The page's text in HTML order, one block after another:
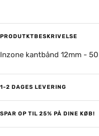
PRODUTKTBESKRIVELSE
Inzone kantbånd 12mm -
1-2 DAGES LEVERING
SPAR OP TIL 25% PÅ DINE KØB!